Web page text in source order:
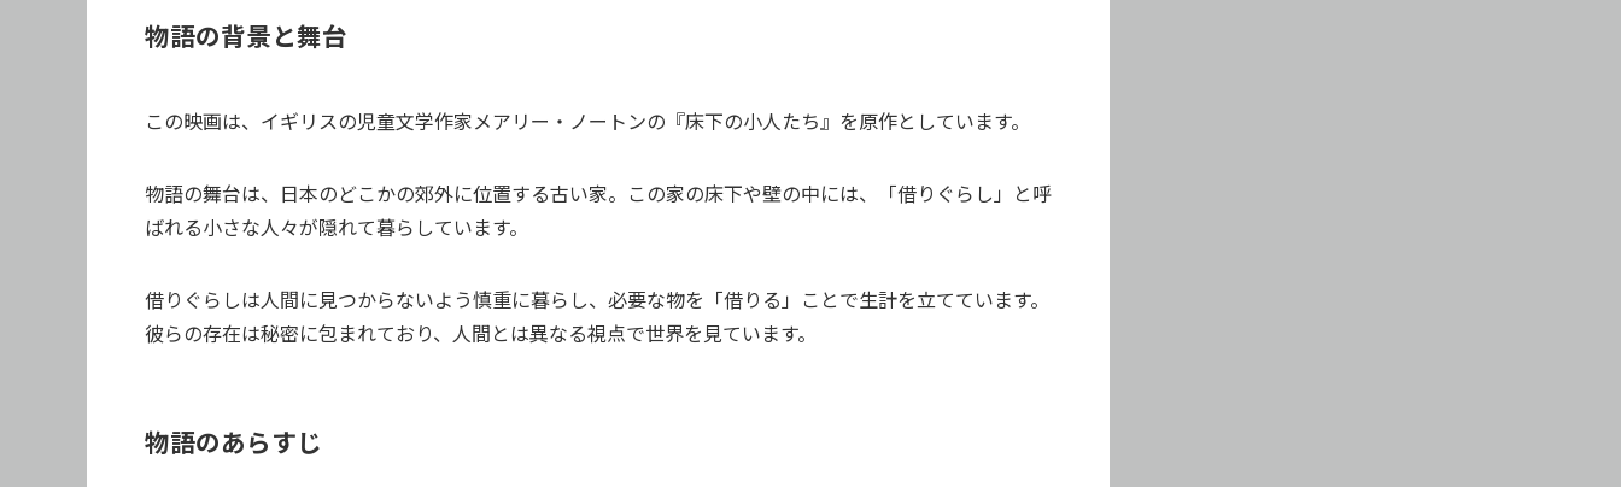
物語の背景と舞台
この映画は、イギリスの児童文学作家メアリー・ノートンの『床下の小人たち』を原作としています。
物語の舞台は、日本のどこかの郊外に位置する古い家。この家の床下や壁の中には、「借りぐらし」と呼
ばれる小さな人々が隠れて暮らしています。
借りぐらしは人間に見つからないよう慎重に暮らし、必要な物を「借りる」ことで生計を立てています。
彼らの存在は秘密に包まれており、人間とは異なる視点で世界を見ています。
物語のあらすじ